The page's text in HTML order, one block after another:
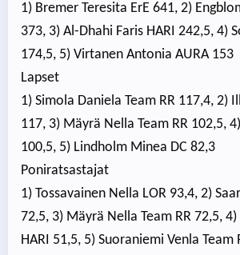
1) Bremer Teresita ErE 641, 2)
373, 3) Al-Dhahi Faris HARI 242,5, 4)
174,5, 5) Virtanen Antonia AURA 153
Lapset
1) Simola Daniela Team RR 117,4, 2)
117, 3) Mäyrä Nella Team RR 102,5,
100,5, 5) Lindholm Minea DC 82,3
Poniratsastajat
1) Tossavainen Nella LOR 93,4, 2)
72,5, 3) Mäyrä Nella Team RR 72,5,
HARI 51,5, 5) Suoraniemi Venla Team